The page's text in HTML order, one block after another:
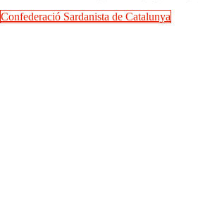
Confederació Sardanista de Catalunya